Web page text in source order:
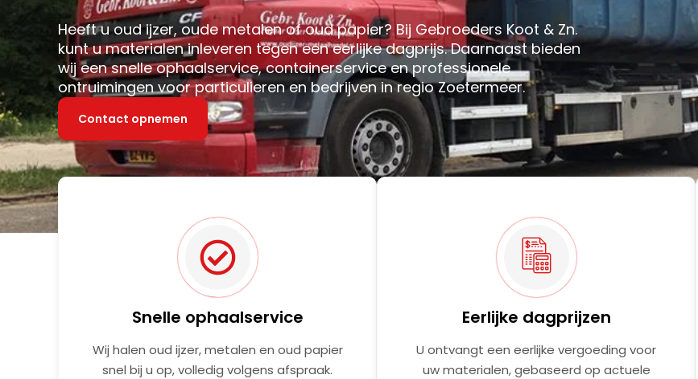
Heeft u oud ijzer, oude metalen of oud papier? Bij Gebroeders Koot & Zn.
kunt u materialen inleveren tegen een eerlijke dagprijs. Daarnaast bieden
wij een snelle ophaalservice, containerservice en professionele
ontruimingen voor particulieren en bedrijven in regio Zoetermeer.
Contact opnemen
Snelle ophaalservice
Wij halen oud ijzer, metalen en oud papier
snel bij u op, volledig volgens afspraak.
Eerlijke dagprijzen
U ontvangt een eerlijke vergoeding voor
uw materialen, gebaseerd op actuele